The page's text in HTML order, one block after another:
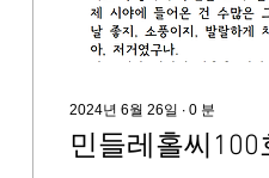
2024년 6월 26일 ∙ 0 분
민들레홀씨100